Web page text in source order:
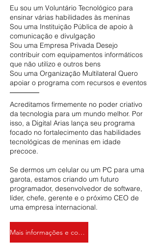
Eu sou um Voluntário Tecnológico para
ensinar várias habilidades às meninas
Sou uma Instituição Pública de apoio à
comunicação e divulgação
Sou uma Empresa Privada Desejo
contribuir com equipamentos informáticos
que não utilizo e outros bens
Sou uma Organização Multilateral Quero
apoiar o programa com recursos e eventos
Acreditamos firmemente no poder criativo
da tecnologia para um mundo melhor. Por
isso, a Digital Arias lança seu programa
focado no fortalecimento das habilidades
tecnológicas de meninas em idade
precoce.
Se dermos um celular ou um PC para uma
garota, estamos criando um futuro
programador, desenvolvedor de software,
líder, chefe, gerente e o próximo CEO de
uma empresa internacional.
Mais informações e comentários: